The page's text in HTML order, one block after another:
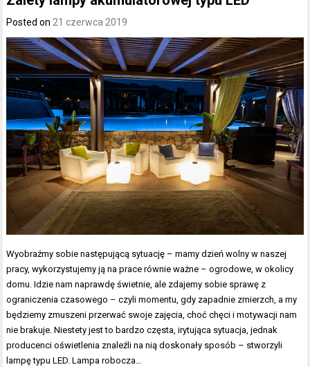
Posted on 21 czerwca 2019
Wyobraźmy sobie następującą sytuację – mamy dzień wolny w naszej
pracy, wykorzystujemy ją na prace równie ważne – ogrodowe, w okolicy
domu. Idzie nam naprawdę świetnie, ale zdajemy sobie sprawę z
ograniczenia czasowego – czyli momentu, gdy zapadnie zmierzch, a my
będziemy zmuszeni przerwać swoje zajęcia, choć chęci i motywacji nam
nie brakuje. Niestety jest to bardzo częsta, irytująca sytuacja, jednak
producenci oświetlenia znaleźli na nią doskonały sposób – stworzyli
lampę typu LED. Lampa robocza…